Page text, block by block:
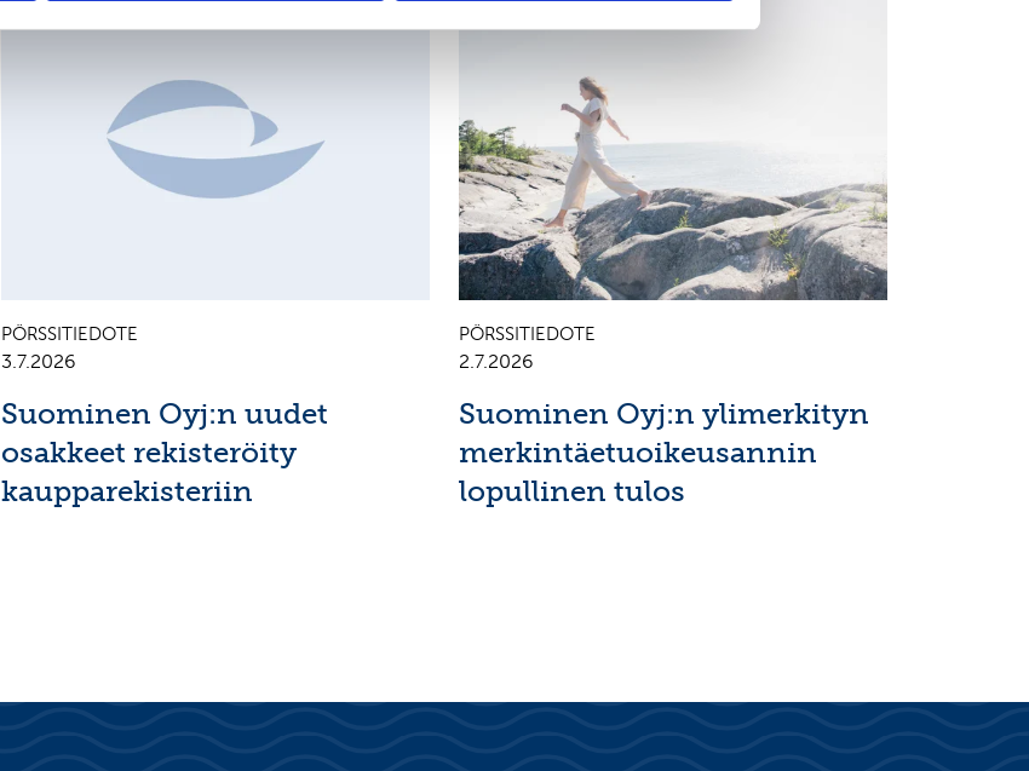
PÖRSSITIEDOTE
3.7.2026
Suominen Oyj:n uudet
osakkeet rekisteröity
kaupparekisteriin
PÖRSSITIEDOTE
2.7.2026
Suominen Oyj:n ylimerkityn
merkintäetuoikeusannin
lopullinen tulos